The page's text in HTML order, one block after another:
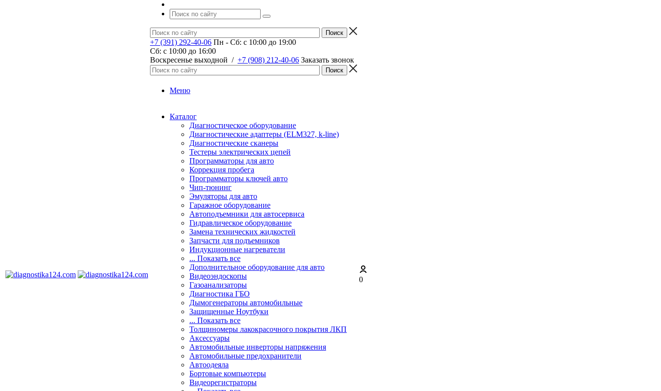
+7 (391) 292-40-06 Пн - Сб: c 10:00 до 19:00
Сб: c 10:00 до 16:00
​Воскресенье выходной / +7 (908) 212-40-06 Заказать звонок
Меню
Каталог
Диагностическое оборудование
Диагностические адаптеры (ELM327, k-line)
Диагностические сканеры
Тестеры электрических цепей
Программаторы для авто
Коррекция пробега
Программаторы ключей авто
Чип-тюнинг
Эмуляторы для авто
Гаражное оборудование
Автоподъемники для автосервиса
Гидравлическое оборудование
Замена технических жидкостей
Запчасти для подъемников
Индукционные нагреватели
... Показать все
Дополнительное оборудование для авто
Видеоэндоскопы
Газоанализаторы
Диагностика ГБО
Дымогенераторы автомобильные
Защищенные Ноутбуки
... Показать все
Толщиномеры лакокрасочного покрытия ЛКП
Аксессуары
Автомобильные инверторы напряжения
Автомобильные предохранители
Автоодеяла
Бортовые компьютеры
Видеорегистраторы
0